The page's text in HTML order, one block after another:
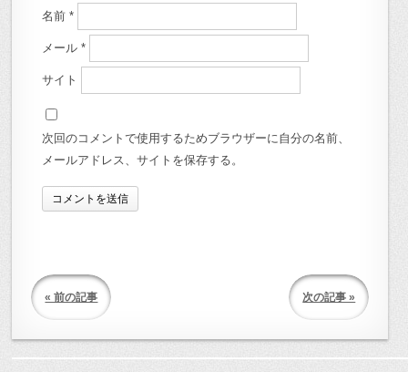
名前*
メール*
サイト
次回のコメントで使用するためブラウザーに自分の名前、
メールアドレス、サイトを保存する。
« 前の記事 次の記事 »